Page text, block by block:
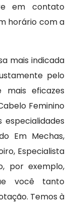
em contato
horário com a
mais indicada
pelo
eficazes
Feminino
especialidades
Em Mechas,
Especialista
por exemplo,
você tanto
Temos à